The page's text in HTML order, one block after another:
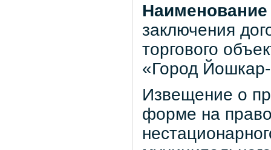
заключения
торгового
«Город
Извещение о
форме на